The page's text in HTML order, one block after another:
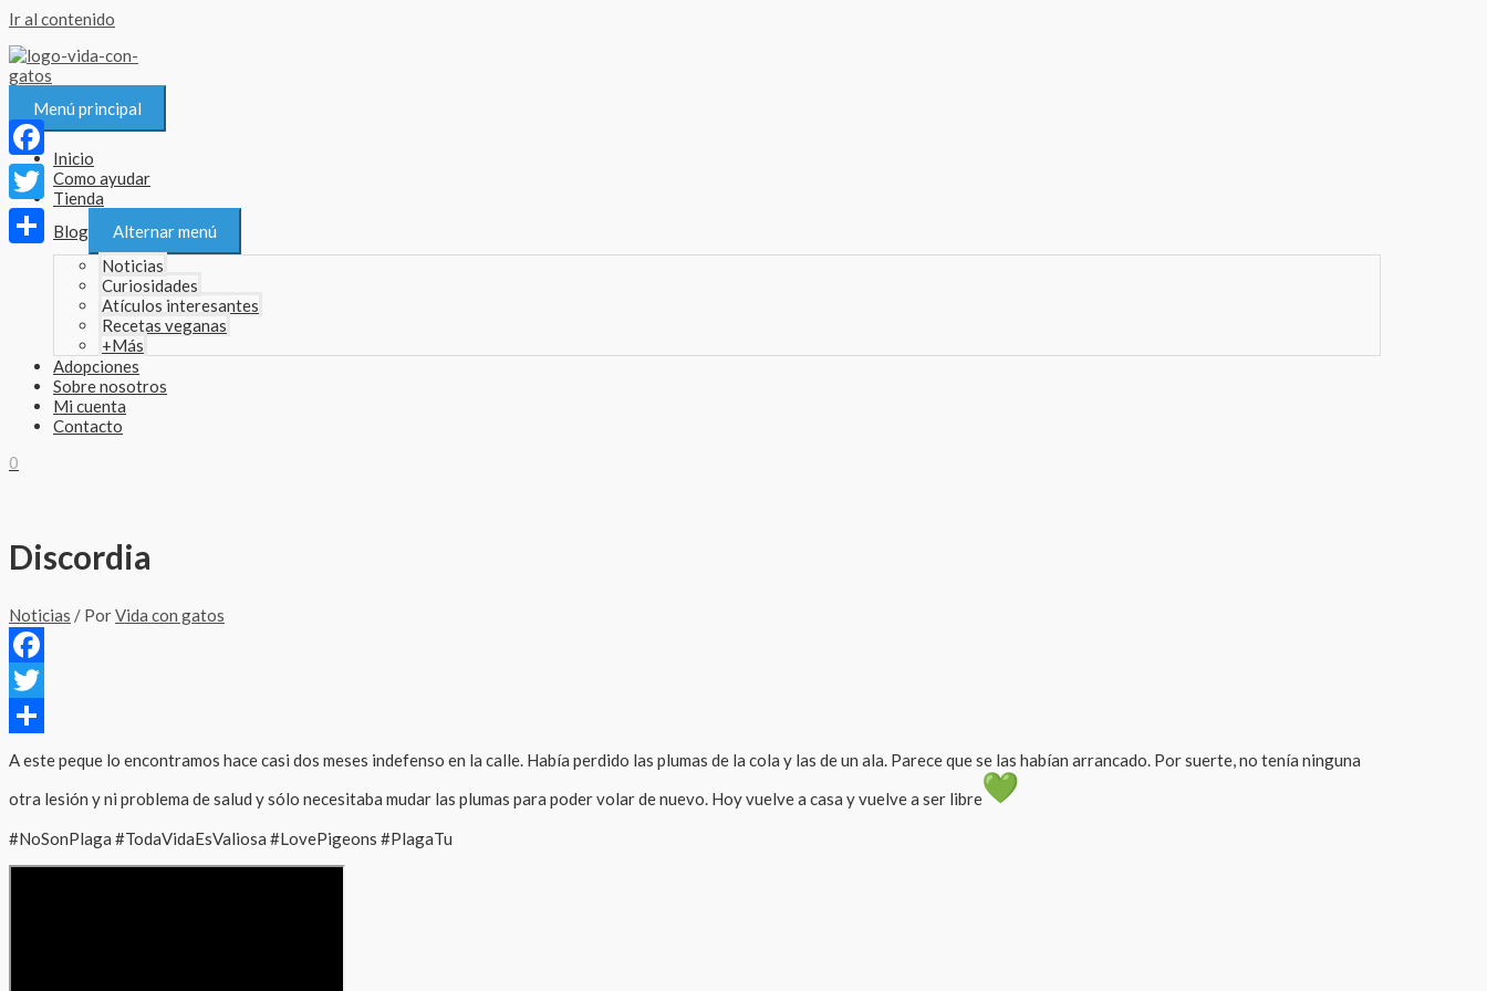
Ir al contenido
Menú principal
Inicio
Como ayudar
Tienda
Blog
Alternar menú
Noticias
Curiosidades
Atículos interesantes
Recetas veganas
+Más
Adopciones
Sobre nosotros
Mi cuenta
Contacto
0
Discordia
Noticias / PorVida con gatos
Facebook
Twitter
Compartir
A este peque lo encontramos hace casi dos meses indefenso en la calle. Había perdido las plumas de la cola y las de un ala. Parece que se las habían arrancado. Por suerte, no tenía ninguna
otra lesión y ni problema de salud y sólo necesitaba mudar las plumas para poder volar de nuevo. Hoy vuelve a casa y vuelve a ser libre
#NoSonPlaga #TodaVidaEsValiosa #LovePigeons #PlagaTu
Facebook
Twitter
Compartir